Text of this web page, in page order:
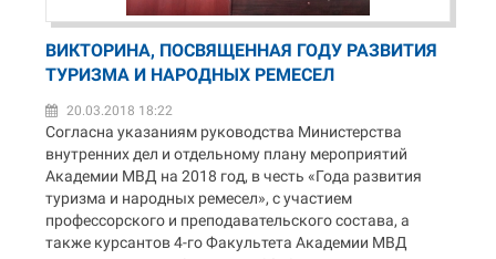
ВИКТОРИНА, ПОСВЯЩЕННАЯ ГОДУ РАЗВИТИЯ
ТУРИЗМА И НАРОДНЫХ РЕМЕСЕЛ
20.03.2018 18:22
Согласна указаниям руководства Министерства
внутренних дел и отдельному плану мероприятий
Академии МВД на 2018 год, в честь «Года развития
туризма и народных ремесел», с участием
профессорского и преподавательского состава, а
также курсантов 4-го Факультета Академии МВД